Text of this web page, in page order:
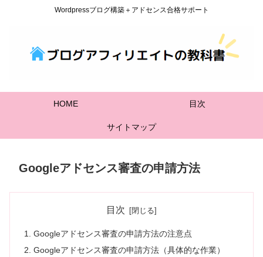
Wordpressブログ構築＋アドセンス合格サポート
HOME 目次
サイトマップ
Googleアドセンス審査の申請方法
目次
Googleアドセンス審査の申請方法の注意点
Googleアドセンス審査の申請方法（具体的な作業）